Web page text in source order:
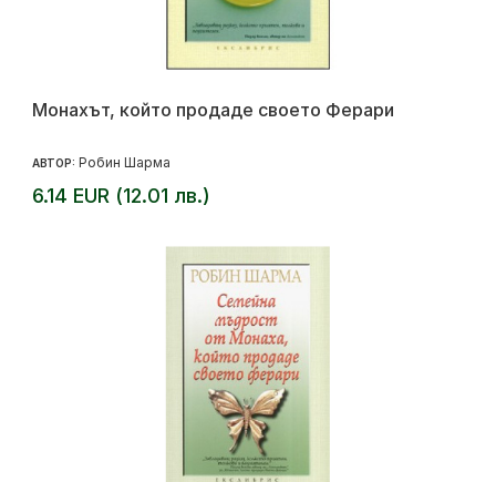
Монахът, който продаде своето Ферари
АВТОР: Робин Шарма
6.14 EUR (12.01 лв.)